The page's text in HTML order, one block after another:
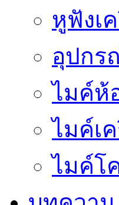
หูฟังเ
อุปกร
ไมค์ห้
ไมค์เ
ไมค์โ